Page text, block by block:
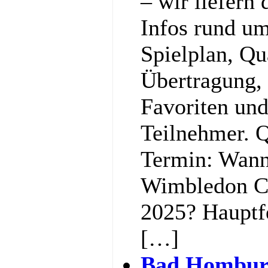
Infos rund
Spielplan,
Favoriten
Teilnehmer.
Termin:
Wimbledon
2025?
[…]